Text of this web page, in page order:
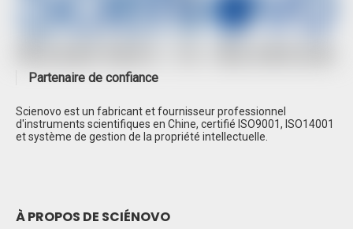
Partenaire de confiance
Scienovo est un fabricant et fournisseur professionnel
d'instruments scientifiques en Chine, certifié ISO9001, ISO14001
et système de gestion de la propriété intellectuelle.
À PROPOS DE SCIÉNOVO